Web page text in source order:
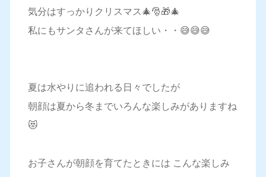
気分はすっかりクリスマス🎄🎅🎁🎄
私にもサンタさんが来てほしい・・😅😅😅
夏は水やりに追われる日々でしたが
朝顔は夏から冬までいろんな楽しみがありますね
😻
お子さんが朝顔を育てたときには こんな楽しみ